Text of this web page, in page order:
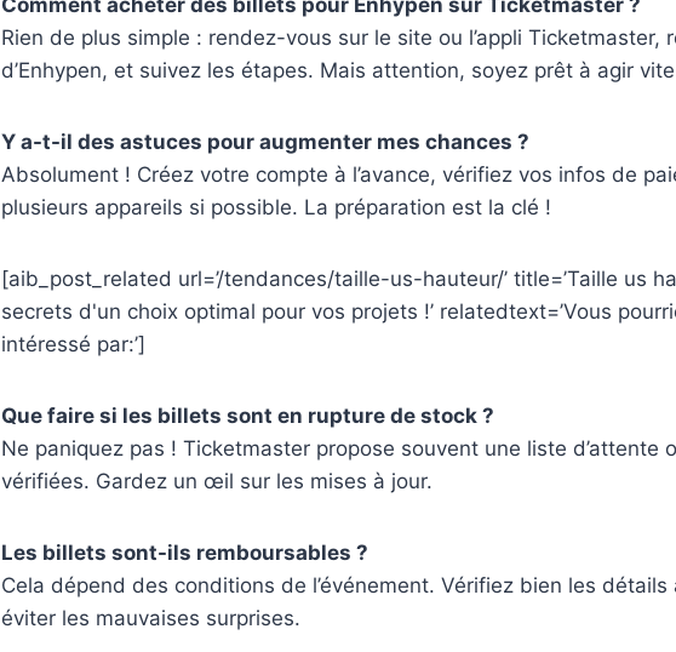
Rien de plus simple : rendez-vous sur le site ou l’appli Ticketmaster,
d’Enhypen, et suivez les étapes. Mais attention, soyez prêt à agir
Y a-t-il des astuces pour augmenter mes chances ?
Absolument ! Créez votre compte à l’avance, vérifiez vos infos de
plusieurs appareils si possible. La préparation est la clé !
[aib_post_related url=’/tendances/taille-us-hauteur/’ title=’Taille us
secrets d'un choix optimal pour vos projets !’ relatedtext=’Vous
intéressé par:’]
Que faire si les billets sont en rupture de stock ?
Ne paniquez pas ! Ticketmaster propose souvent une liste d’attente
vérifiées. Gardez un œil sur les mises à jour.
Les billets sont-ils remboursables ?
Cela dépend des conditions de l’événement. Vérifiez bien les détails
éviter les mauvaises surprises.